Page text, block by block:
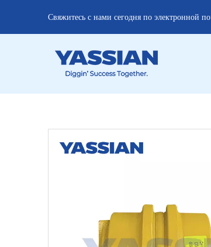
Свяжитесь с нами сегодня по электронной